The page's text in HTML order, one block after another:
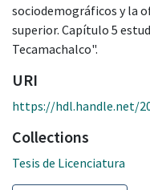
sociodemográficos y la
superior. Capítulo 5
Tecamachalco".
URI
https://hdl.handle.net/
Collections
Tesis de Licenciatura